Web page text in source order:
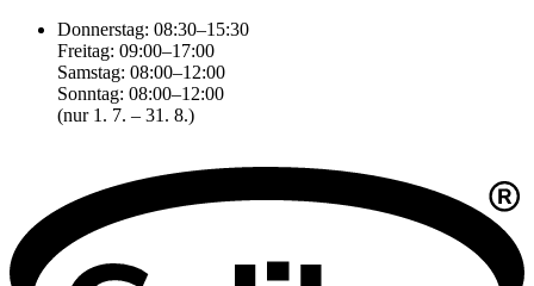
Donnerstag: 08:30–15:30
Freitag: 09:00–17:00
Samstag: 08:00–12:00
Sonntag: 08:00–12:00
(nur 1. 7. – 31. 8.)